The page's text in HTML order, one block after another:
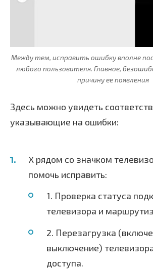
Между тем, исправить ошибку вполне
любого пользователя. Главное,
причину ее появления
Здесь можно увидеть
указывающие на ошибки:
X рядом со значком
помочь исправить:
1. Проверка статуса
телевизора и
2. Перезагрузка
выключение)
доступа.